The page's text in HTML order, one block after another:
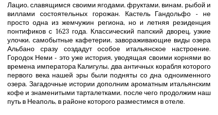
Лацио, славящимся своими ягодами, фруктами, винам, рыбой и
виллами состоятельных горожан. Кастель Гандольфо - не
просто одна из жемчужин региона, но и летняя резиденция
понтификов с 1623 года. Классический папский дворец, узкие
улочки, самобытные кафетерии, завораживающие виды озера
Альбано сразу создадут особое итальянское настроение.
Городок Неми - это уже история, уводящая своими корнями во
времена императора Калигулы, два античных корабля которого
первого века нашей эры были подняты со дна одноименного
озера. Загадочные истории дополним ароматным итальянским
кофе и знаменитыми тарталетками, после чего продолжим наш
путь в Неаполь, в районе которого разместимся в отеле.